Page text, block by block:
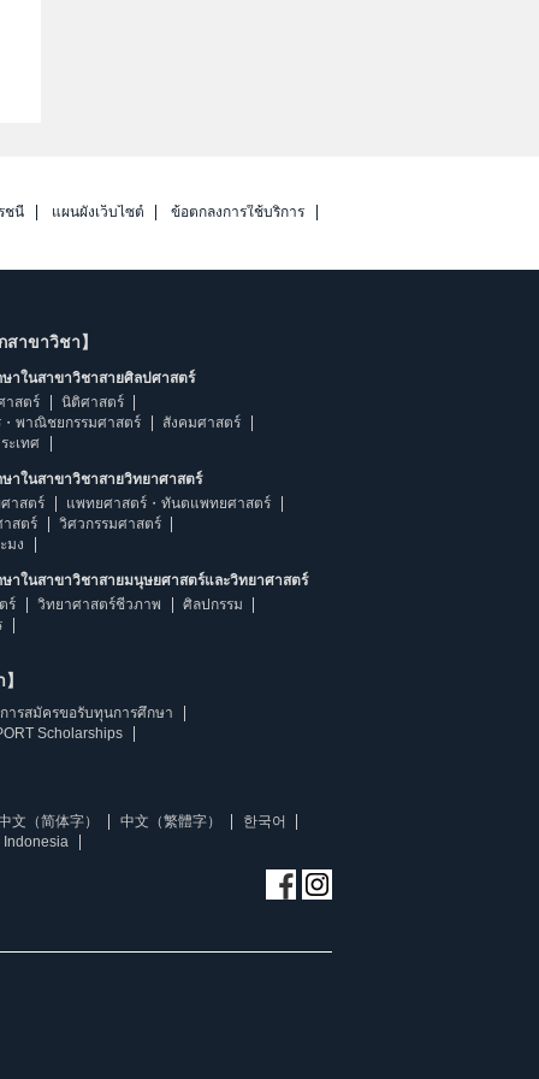
ชนี แผนผังเว็บไซต์ ข้อตกลงการใช้บริการ
าขาวิชา】
าในสาขาวิชาสายศิลปศาสตร์
าสตร์
นิติศาสตร์
・พาณิชยกรรมศาสตร์
สังคมศาสตร์
ะเทศ
าในสาขาวิชาสายวิทยาศาสตร์
าสตร์
แพทยศาสตร์・ทันตแพทยศาสตร์
สตร์
วิศวกรรมศาสตร์
มง
าในสาขาวิชาสายมนุษยศาสตร์และวิทยาศาสตร์
ร์
วิทยาศาสตร์ชีวภาพ
ศิลปกรรม
การสมัครขอรับทุนการศึกษา
Scholarships
文（简体字） 中文（繁體字）
한국어
Indonesia